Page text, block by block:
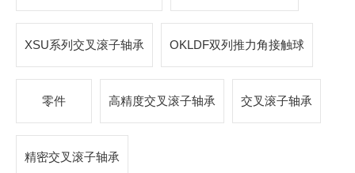
XSU系列交叉滚子轴承 OKLDF双列推力角接触球
零件 高精度交叉滚子轴承 交叉滚子轴承
精密交叉滚子轴承